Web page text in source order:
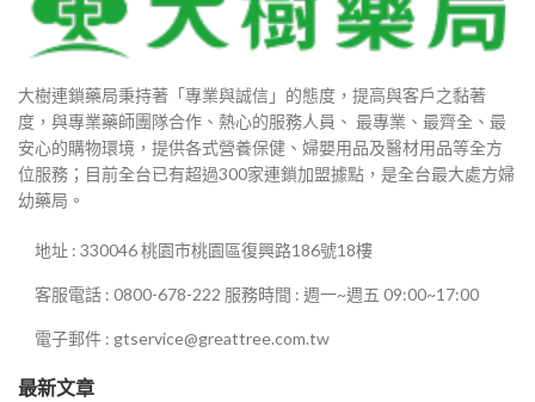
大樹連鎖藥局秉持著「專業與誠信」的態度，提高與客戶之黏著
度，與專業藥師團隊合作、熱心的服務人員、 最專業、最齊全、最
安心的購物環境，提供各式營養保健、婦嬰用品及醫材用品等全方
位服務；目前全台已有超過300家連鎖加盟據點，是全台最大處方婦
幼藥局。
地址 : 330046 桃園市桃園區復興路186號18樓
客服電話 : 0800-678-222 服務時間 : 週一~週五 09:00~17:00
電子郵件 : gtservice@greattree.com.tw
最新文章